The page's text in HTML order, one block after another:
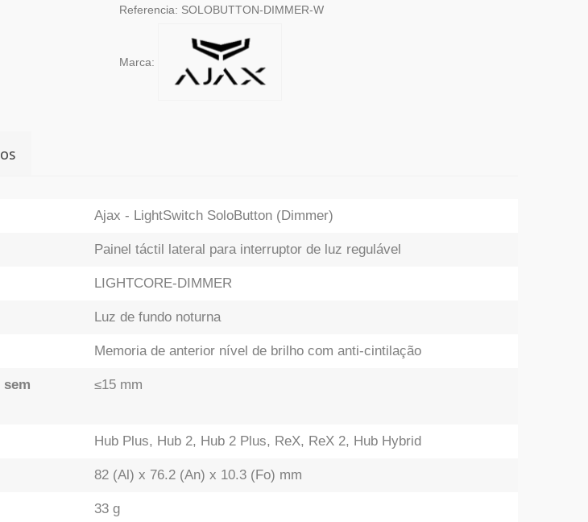
Referencia: SOLOBUTTON-DIMMER-W
Marca:
Ajax - LightSwitch SoloButton (Dimmer)
Painel táctil lateral para interruptor de luz regulável
LIGHTCORE-DIMMER
Luz de fundo noturna
Memoria de anterior nível de brilho com anti-cintilação
≤15 mm
Hub Plus, Hub 2, Hub 2 Plus, ReX, ReX 2, Hub Hybrid
82 (Al) x 76.2 (An) x 10.3 (Fo) mm
33 g